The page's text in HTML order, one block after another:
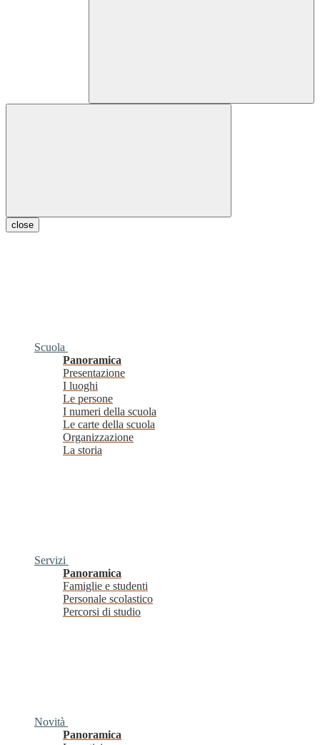
close
Scuola
Panoramica
Presentazione
I luoghi
Le persone
I numeri della scuola
Le carte della scuola
Organizzazione
La storia
Servizi
Panoramica
Famiglie e studenti
Personale scolastico
Percorsi di studio
Novità
Panoramica